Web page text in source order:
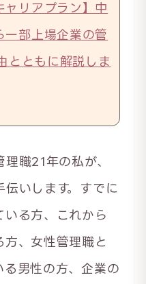
ャリアプラン】中
一部上場企業の管
とともに解説しま
職21年の私が、
伝いします。すでに
いる方、これから
方、女性管理職と
る男性の方、企業の